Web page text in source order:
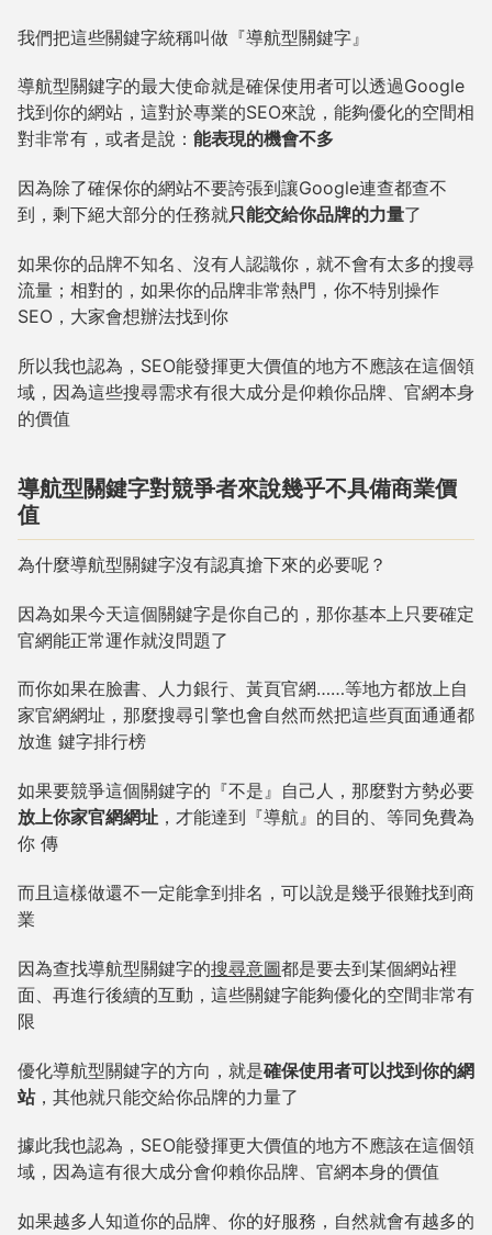
我們把這些關鍵字統稱叫做『導航型關鍵字』
導航型關鍵字的最大使命就是確保使用者可以透過Google
找到你的網站，這對於專業的SEO來說，能夠優化的空間相
對非常有，或者是說： 能表現的機會不多
因為除了確保你的網站不要誇張到讓Google連查都查不
到，剩下絕大部分的任務就只能交給你品牌的力量了
如果你的品牌不知名、沒有人認識你，就不會有太多的搜尋
流量；相對的，如果你的品牌非常熱門，你不特別操作
SEO，大家會想辦法找到你
所以我也認為，SEO能發揮更大價值的地方不應該在這個領
域，因為這些搜尋需求有很大成分是仰賴你品牌、官網本身
的價值
導航型關鍵字對競爭者來說幾乎不具備商業價
值
為什麼導航型關鍵字沒有認真搶下來的必要呢？
因為如果今天這個關鍵字是你自己的，那你基本上只要確定
官網能正常運作就沒問題了
而你如果在臉書、人力銀行、黃頁官網……等地方都放上自
家官網網址，那麼搜尋引擎也會自然而然把這些頁面通通都
放進 鍵字排行榜
如果要競爭這個關鍵字的『不是』自己人，那麼對方勢必要
放上你家官網網址 ，才能達到『導航』的目的、等同免費為
你 傳
而且這樣做還不一定能拿到排名，可以說是幾乎很難找到商
業
因為查找導航型關鍵字的搜尋意圖都是要去到某個網站裡
面、再進行後續的互動，這些關鍵字能夠優化的空間非常有
限
優化導航型關鍵字的方向，就是確保使用者可以找到你的網
站，其他就只能交給你品牌的力量了
據此我也認為，SEO能發揮更大價值的地方不應該在這個領
域，因為這有很大成分會仰賴你品牌、官網本身的價值
如果越多人知道你的品牌、你的好服務，自然就會有越多的